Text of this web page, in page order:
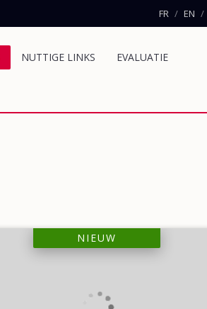
FR EN
NUTTIGE LINKS
EVALUATIE
NIEUW